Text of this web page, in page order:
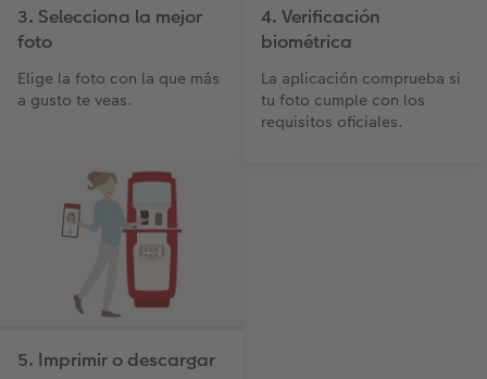
3. Selecciona la mejor
foto
Elige la foto con la que más
a gusto te veas.
4. Verificación
biométrica
La aplicación comprueba si
tu foto cumple con los
requisitos oficiales.
5. Imprimir o descargar